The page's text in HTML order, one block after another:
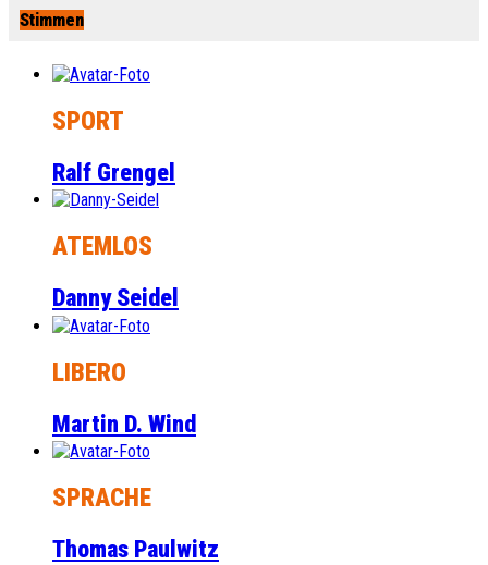
Stimmen
SPORT
Ralf Grengel
ATEMLOS
Danny Seidel
LIBERO
Martin D. Wind
SPRACHE
Thomas Paulwitz